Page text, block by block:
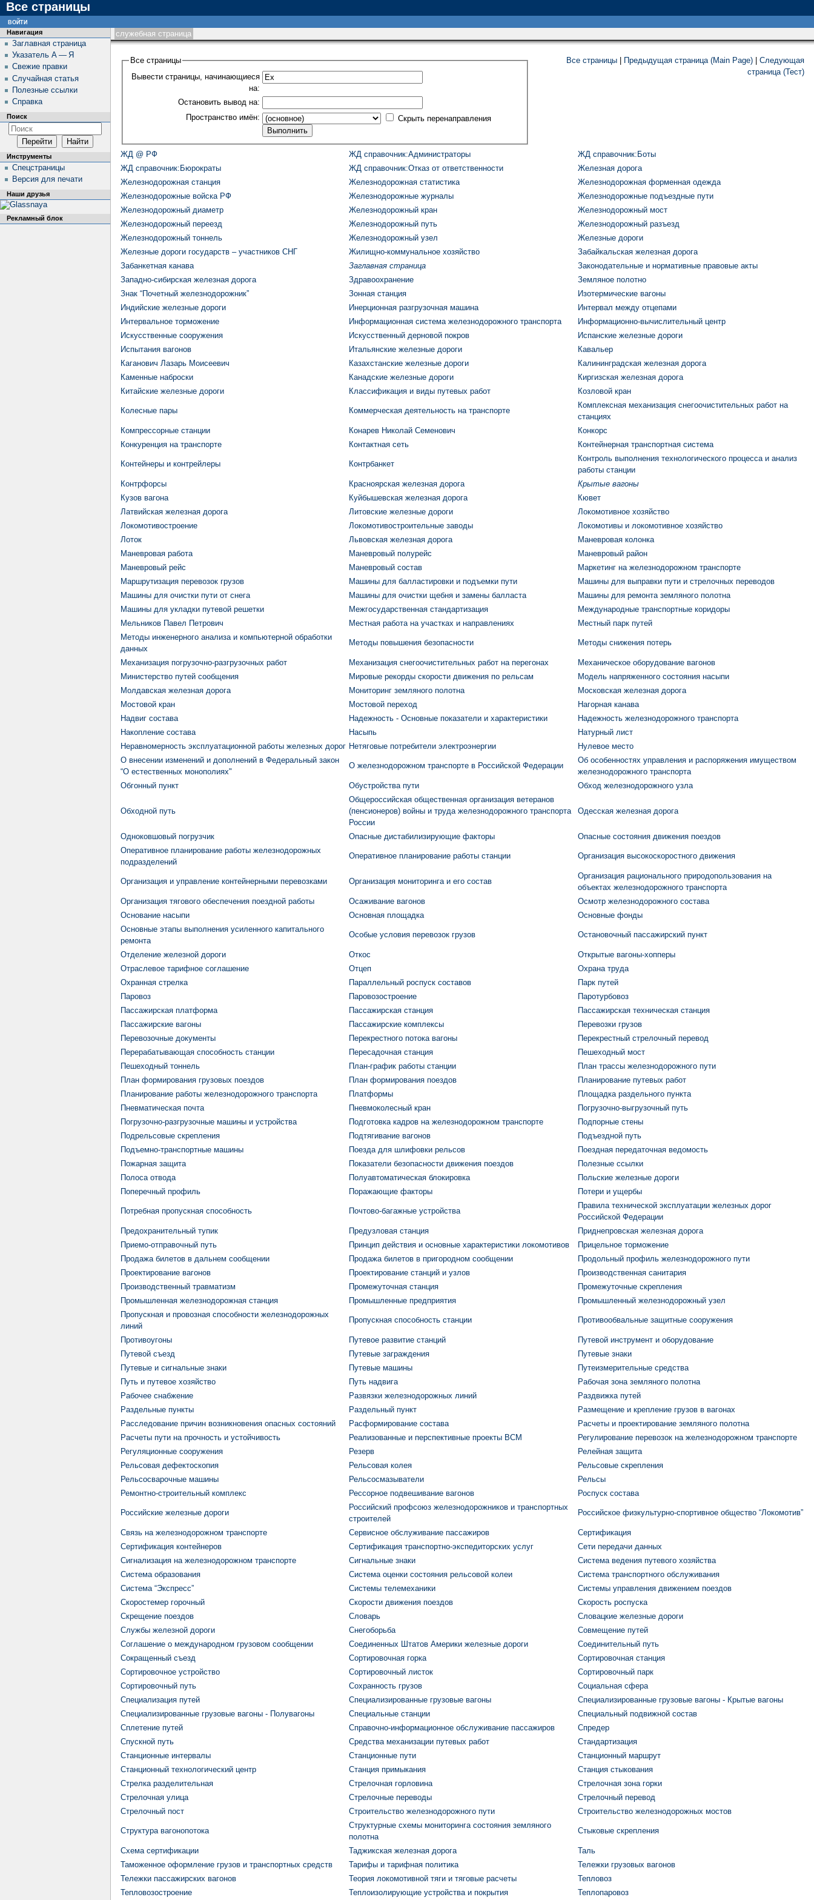
Все страницы
служебная страница
Все страницы
Вывести страницы, начинающиеся
на:
Остановить вывод на:
Пространство имён:
Скрыть перенаправления
Все страницы Предыдущая страница (Main Page)
Следующая
страница (Тест)
ЖД @ РФ ЖД cправочник:Администраторы
ЖД cправочник:Боты
ЖД cправочник:Бюрократы
ЖД cправочник:Отказ от ответственности
Железная дорога
Железнодорожная станция
Железнодорожная статистика
Железнодорожная форменная одежда
Железнодорожные войска РФ
Железнодорожные журналы
Железнодорожные подъездные пути
Железнодорожный диаметр
Железнодорожный кран
Железнодорожный мост
Железнодорожный переезд
Железнодорожный путь
Железнодорожный разъезд
Железнодорожный тоннель
Железнодорожный узел
Железные дороги
Железные дороги государств – участников СНГ
Жилищно-коммунальное хозяйство
Забайкальская железная дорога
Забанкетная канава
Заглавная страница
Законодательные и нормативные правовые акты
Западно-сибирская железная дорога
Здравоохранение
Земляное полотно
Знак “Почетный железнодорожник”
Зонная станция
Изотермические вагоны
Индийские железные дороги
Инерционная разгрузочная машина
Интервал между отцепами
Интервальное торможение
Информационная система железнодорожного транспорта
Информационно-вычислительный центр
Искусственные сооружения
Искусственный дерновой покров
Испанские железные дороги
Испытания вагонов
Итальянские железные дороги
Кавальер
Каганович Лазарь Моисеевич
Казахстанские железные дороги
Калининградская железная дорога
Каменные наброски
Канадские железные дороги
Киргизская железная дорога
Китайские железные дороги
Классификация и виды путевых работ Козловой кран
Колесные пары Коммерческая деятельность на транспорте
Комплексная механизация снегоочистительных работ на
станциях
Компрессорные станции
Конарев Николай Семенович
Конкорс
Конкуренция на транспорте
Контактная сеть Контейнерная транспортная система
Контейнеры и контрейлеры Контрбанкет
Контроль выполнения технологического процесса и анализ
работы станции
Контрфорсы
Красноярская железная дорога
Крытые вагоны
Кузов вагона
Куйбышевская железная дорога
Кювет
Латвийская железная дорога
Литовские железные дороги
Локомотивное хозяйство
Локомотивостроение
Локомотивостроительные заводы
Локомотивы и локомотивное хозяйство
Лоток
Львовская железная дорога
Маневровая колонка
Маневровая работа
Маневровый полурейс
Маневровый район
Маневровый рейс
Маневровый состав
Маркетинг на железнодорожном транспорте
Маршрутизация перевозок грузов
Машины для балластировки и подъемки пути
Машины для выправки пути и стрелочных переводов
Машины для очистки пути от снега
Машины для очистки щебня и замены балласта
Машины для ремонта земляного полотна
Машины для укладки путевой решетки
Межгосударственная стандартизация
Международные транспортные коридоры
Мельников Павел Петрович
Местная работа на участках и направлениях
Местный парк путей
Методы инженерного анализа и компьютерной обработки
данных
Методы повышения безопасности Методы снижения потерь
Механизация погрузочно-разгрузочных работ Механизация снегоочистительных работ на перегонах
Механическое оборудование вагонов
Министерство путей сообщения
Мировые рекорды скорости движения по рельсам
Модель напряженного состояния насыпи
Молдавская железная дорога
Мониторинг земляного полотна
Московская железная дорога
Мостовой кран
Мостовой переход
Нагорная канава
Надвиг состава
Надежность - Основные показатели и характеристики
Надежность железнодорожного транспорта
Накопление состава
Насыпь
Натурный лист
Неравномерность эксплуатационной работы железных дорог Нетяговые потребители электроэнергии
Нулевое место
О внесении изменений и дополнений в Федеральный закон
“О естественных монополиях"
О железнодорожном транспорте в Российской Федерации
Об особенностях управления и распоряжения имуществом
железнодорожного транспорта
Обгонный пункт
Обустройства пути Обход железнодорожного узла
Обходной путь
Общероссийская общественная организация ветеранов
(пенсионеров) войны и труда железнодорожного транспорта
России
Одесская железная дорога
Одноковшовый погрузчик Опасные дистабилизирующие факторы
Опасные состояния движения поездов
Оперативное планирование работы железнодорожных
подразделений
Оперативное планирование работы станции Организация высокоскоростного движения
Организация и управление контейнерными перевозками Организация мониторинга и его состав
Организация рационального природопользования на
объектах железнодорожного транспорта
Организация тягового обеспечения поездной работы
Осаживание вагонов
Осмотр железнодорожного состава
Основание насыпи
Основная площадка
Основные фонды
Основные этапы выполнения усиленного капитального
ремонта
Особые условия перевозок грузов Остановочный пассажирский пункт
Отделение железной дороги Откос
Открытые вагоны-хопперы
Отраслевое тарифное соглашение
Отцеп
Охрана труда
Охранная стрелка
Параллельный роспуск составов
Парк путей
Паровоз
Паровозостроение
Паротурбовоз
Пассажирская платформа
Пассажирская станция
Пассажирская техническая станция
Пассажирские вагоны
Пассажирские комплексы
Перевозки грузов
Перевозочные документы
Перекрестного потока вагоны
Перекрестный стрелочный перевод
Перерабатывающая способность станции
Пересадочная станция
Пешеходный мост
Пешеходный тоннель
План-график работы станции
План трассы железнодорожного пути
План формирования грузовых поездов
План формирования поездов
Планирование путевых работ
Планирование работы железнодорожного транспорта
Платформы
Площадка раздельного пункта
Пневматическая почта
Пневмоколесный кран
Погрузочно-выгрузочный путь
Погрузочно-разгрузочные машины и устройства
Подготовка кадров на железнодорожном транспорте
Подпорные стены
Подрельсовые скрепления
Подтягивание вагонов
Подъездной путь
Подъемно-транспортные машины
Поезда для шлифовки рельсов
Поездная передаточная ведомость
Пожарная защита
Показатели безопасности движения поездов
Полезные ссылки
Полоса отвода
Полуавтоматическая блокировка
Польские железные дороги
Поперечный профиль
Поражающие факторы Потери и ущербы
Потребная пропускная способность Почтово-багажные устройства
Правила технической эксплуатации железных дорог
Российской Федерации
Предохранительный тупик
Предузловая станция
Приднепровская железная дорога
Приемо-отправочный путь
Принцип действия и основные характеристики локомотивов
Прицельное торможение
Продажа билетов в дальнем сообщении
Продажа билетов в пригородном сообщении
Продольный профиль железнодорожного пути
Проектирование вагонов
Проектирование станций и узлов
Производственная санитария
Производственный травматизм
Промежуточная станция
Промежуточные скрепления
Промышленная железнодорожная станция
Промышленные предприятия
Промышленный железнодорожный узел
Пропускная и провозная способности железнодорожных
линий
Пропускная способность станции Противообвальные защитные сооружения
Противоугоны Путевое развитие станций
Путевой инструмент и оборудование
Путевой съезд
Путевые заграждения
Путевые знаки
Путевые и сигнальные знаки
Путевые машины
Путеизмерительные средства
Путь и путевое хозяйство
Путь надвига
Рабочая зона земляного полотна
Рабочее снабжение
Развязки железнодорожных линий
Раздвижка путей
Раздельные пункты
Раздельный пункт
Размещение и крепление грузов в вагонах
Расследование причин возникновения опасных состояний
Расформирование состава
Расчеты и проектирование земляного полотна
Расчеты пути на прочность и устойчивость
Реализованные и перспективные проекты ВСМ
Регулирование перевозок на железнодорожном транспорте
Регуляционные сооружения
Резерв
Релейная защита
Рельсовая дефектоскопия
Рельсовая колея
Рельсовые скрепления
Рельсосварочные машины
Рельсосмазыватели
Рельсы
Ремонтно-строительный комплекс
Рессорное подвешивание вагонов Роспуск состава
Российские железные дороги
Российский профсоюз железнодорожников и транспортных
строителей
Российское физкультурно-спортивное общество “Локомотив”
Связь на железнодорожном транспорте Сервисное обслуживание пассажиров
Сертификация
Сертификация контейнеров
Сертификация транспортно-экспедиторских услуг
Сети передачи данных
Сигнализация на железнодорожном транспорте
Сигнальные знаки
Система ведения путевого хозяйства
Система образования
Система оценки состояния рельсовой колеи
Система транспортного обслуживания
Система “Экспресс”
Системы телемеханики
Системы управления движением поездов
Скоростемер горочный
Скорости движения поездов
Скорость роспуска
Скрещение поездов
Словарь
Словацкие железные дороги
Службы железной дороги
Снегоборьба
Совмещение путей
Соглашение о международном грузовом сообщении
Соединенных Штатов Америки железные дороги
Соединительный путь
Сокращенный съезд
Сортировочная горка
Сортировочная станция
Сортировочное устройство
Сортировочный листок
Сортировочный парк
Сортировочный путь
Сохранность грузов
Социальная сфера
Специализация путей
Специализированные грузовые вагоны
Специализированные грузовые вагоны - Крытые вагоны
Специализированные грузовые вагоны - Полувагоны
Специальные станции
Специальный подвижной состав
Сплетение путей
Справочно-информационное обслуживание пассажиров
Спредер
Спускной путь
Средства механизации путевых работ
Стандартизация
Станционные интервалы
Станционные пути
Станционный маршрут
Станционный технологический центр
Станция примыкания
Станция стыкования
Стрелка разделительная
Стрелочная горловина
Стрелочная зона горки
Стрелочная улица
Стрелочные переводы
Стрелочный перевод
Стрелочный пост
Строительство железнодорожного пути Строительство железнодорожных мостов
Структура вагонопотока
Структурные схемы мониторинга состояния земляного
полотна
Стыковые скрепления
Схема сертификации Таджикская железная дорога
Таль
Таможенное оформление грузов и транспортных средств
Тарифы и тарифная политика
Тележки грузовых вагонов
Тележки пассажирских вагонов
Теория локомотивной тяги и тяговые расчеты
Тепловоз
Тепловозостроение
Теплоизолирующие устройства и покрытия Теплопаровоз
Навигация
Заглавная страница
Указатель А — Я
Свежие правки
Случайная статья
Полезные ссылки
Справка
Поиск
Инструменты
Спецстраницы
Версия для печати
Наши друзья
Рекламный блок
войти